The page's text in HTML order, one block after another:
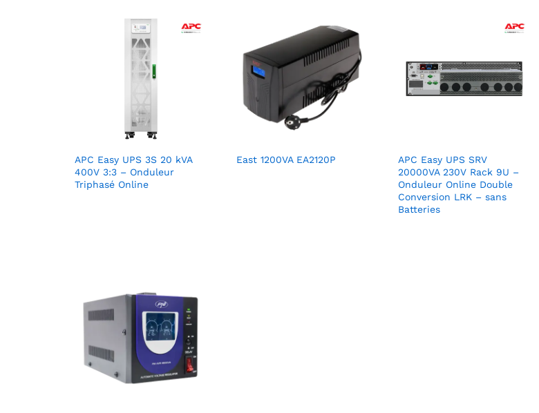
APC Easy UPS 3S 20 kVA
400V 3:3 – Onduleur
Triphasé Online
East 1200VA EA2120P
APC Easy UPS SRV
20000VA 230V Rack 9U –
Onduleur Online Double
Conversion LRK – sans
Batteries